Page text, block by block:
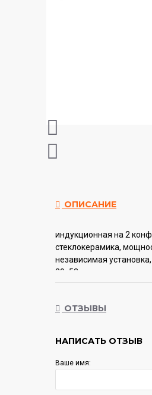
ОПИСАНИЕ
индукционная на 2
cтеклокерамика,
независимая
29x52 см
ОТЗЫВЫ
НАПИСАТЬ ОТЗЫВ
Ваше имя: